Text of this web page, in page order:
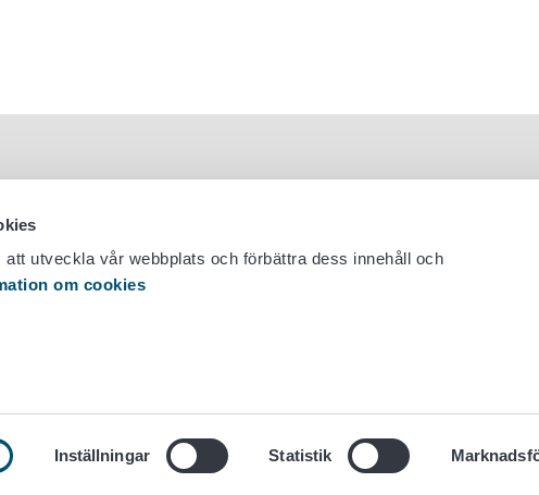
utveckla vår webbplats och förbättra dess innehåll och
om cookies
Inställningar Statistik